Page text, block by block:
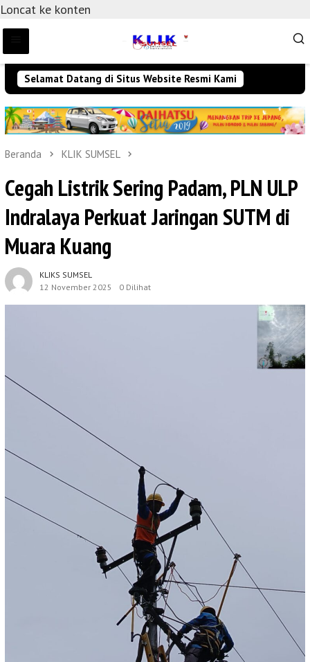
Loncat ke konten
Selamat Datang di Situs Website Resmi Kami
Beranda KLIK SUMSEL
Cegah Listrik Sering Padam, PLN ULP
Indralaya Perkuat Jaringan SUTM di
Muara Kuang
KLIKS SUMSEL
12 November 2025
0 Dilihat